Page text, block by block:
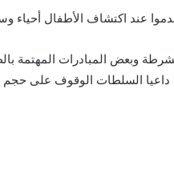
عند اكتشاف الأطفال
وبعض المبادرات المهتمة
السلطات الوقوف على حجم